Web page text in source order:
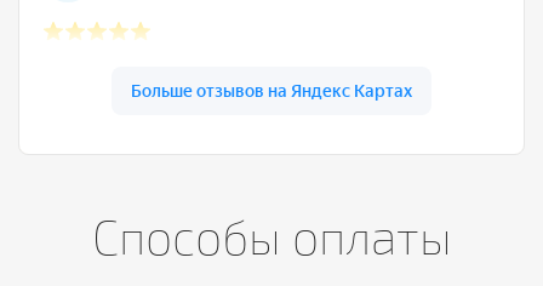
Способы оплаты